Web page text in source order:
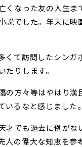
くなった友の人生
説でした。年末に
くて訪問したシン
りします。
方々等はやはり漢
るなと感じました。
才でも過去に例が
人の偉大な知恵を